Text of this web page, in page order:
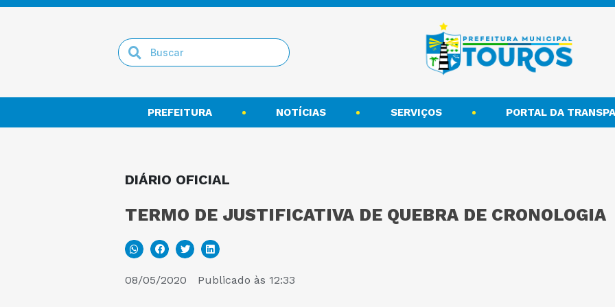
PREFEITURA NOTÍCIAS SERVIÇOS PORTAL DA
DIÁRIO OFICIAL
TERMO DE JUSTIFICATIVA DE QUEBRA DE CRONOLOGIA
08/05/2020 Publicado às 12:33